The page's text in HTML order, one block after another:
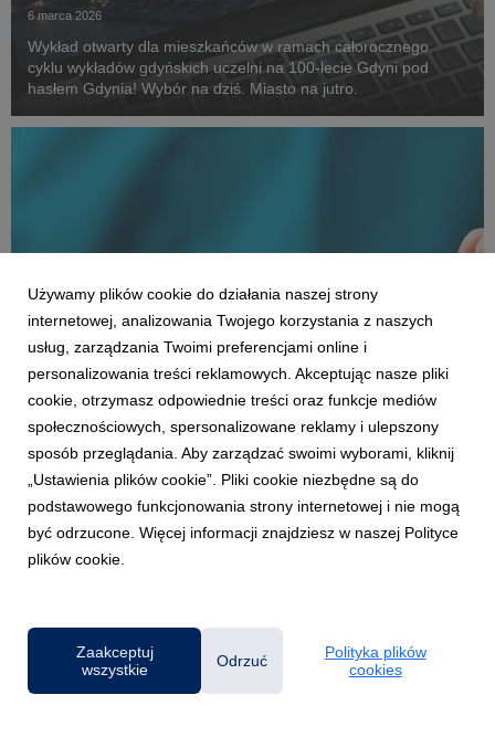
6 marca 2026
Wykład otwarty dla mieszkańców w ramach całorocznego
cyklu wykładów gdyńskich uczelni na 100-lecie Gdyni pod
hasłem Gdynia! Wybór na dziś. Miasto na jutro.
AKTUALNOŚCI
Ekspert: Opłacalność inwestycji w praktyce:
na co naprawdę trzeba zwrócić uwagę
3 lutego 2026
Decyzje inwestycyjne nie zapadają wyłącznie na podstawie
prognoz przychodów i kosztów. Aby rzetelnie ocenić
opłacalność projektu, trzeba uwzględnić także wpływ
Używamy plików cookie do działania naszej strony
internetowej, analizowania Twojego korzystania z naszych
usług, zarządzania Twoimi preferencjami online i
personalizowania treści reklamowych. Akceptując nasze pliki
cookie, otrzymasz odpowiednie treści oraz funkcje mediów
społecznościowych, spersonalizowane reklamy i ulepszony
sposób przeglądania. Aby zarządzać swoimi wyborami, kliknij
„Ustawienia plików cookie”. Pliki cookie niezbędne są do
podstawowego funkcjonowania strony internetowej i nie mogą
być odrzucone. Więcej informacji znajdziesz w naszej Polityce
plików cookie.
Zaakceptuj
wszystkie
Odrzuć
Polityka plików
cookies